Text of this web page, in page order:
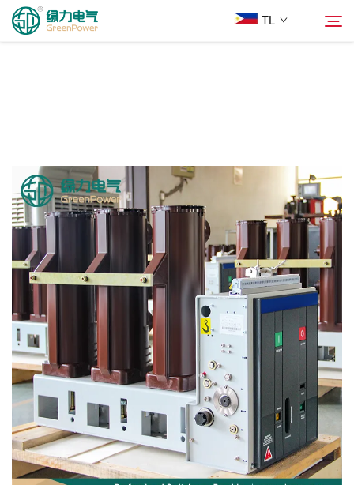
TL
Tungkol Sa Amin
Mga Solusyon
Ilagay
Makipag-ugnayan sa Amin